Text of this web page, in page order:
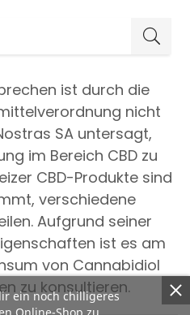
ist durch die
nicht
SA untersagt,
im Bereich CBD zu
CBD-Produkte sind
verschiedene
Aufgrund seiner
ist es am
von Cannabidiol
zu konsultieren.
ein noch chilligeres